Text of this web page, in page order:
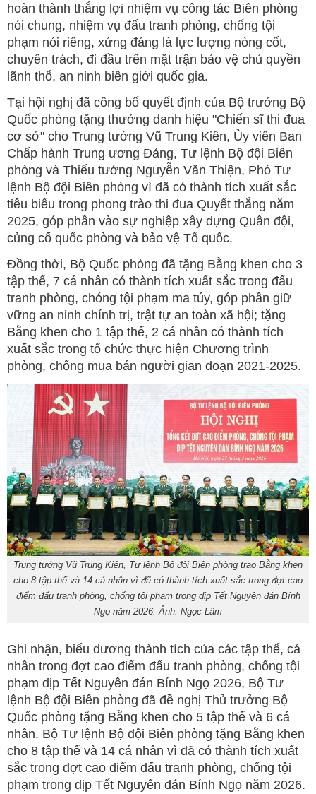
hoàn thành thắng lợi nhiệm vụ công tác Biên phòng
nói chung, nhiệm vụ đấu tranh phòng, chống tội
phạm nói riêng, xứng đáng là lực lượng nòng cốt,
chuyên trách, đi đầu trên mặt trận bảo vệ chủ quyền
lãnh thổ, an ninh biên giới quốc gia.
Tại hội nghị đã công bố quyết định của Bộ trưởng Bộ
Quốc phòng tặng thưởng danh hiệu "Chiến sĩ thi đua
cơ sở" cho Trung tướng Vũ Trung Kiên, Ủy viên Ban
Chấp hành Trung ương Đảng, Tư lệnh Bộ đội Biên
phòng và Thiếu tướng Nguyễn Văn Thiện, Phó Tư
lệnh Bộ đội Biên phòng vì đã có thành tích xuất sắc
tiêu biểu trong phong trào thi đua Quyết thắng năm
2025, góp phần vào sự nghiệp xây dựng Quân đội,
củng cố quốc phòng và bảo vệ Tổ quốc.
Đồng thời, Bộ Quốc phòng đã tặng Bằng khen cho 3
tập thể, 7 cá nhân có thành tích xuất sắc trong đấu
tranh phòng, chóng tội phạm ma túy, góp phần giữ
vững an ninh chính trị, trật tự an toàn xã hội; tặng
Bằng khen cho 1 tập thể, 2 cá nhân có thành tích
xuất sắc trong tổ chức thực hiện Chương trình
phòng, chống mua bán người gian đoạn 2021-2025.
Trung tướng Vũ Trung Kiên, Tư lệnh Bộ đội Biên phòng trao Bằng khen
cho 8 tập thể và 14 cá nhân vì đã có thành tích xuất sắc trong đợt cao
điểm đấu tranh phòng, chống tội phạm trong dịp Tết Nguyên đán Bính
Ngọ năm 2026. Ảnh: Ngọc Lâm
Ghi nhận, biểu dương thành tích của các tập thể, cá
nhân trong đợt cao điểm đấu tranh phòng, chống tội
phạm dịp Tết Nguyên đán Bính Ngọ 2026, Bộ Tư
lệnh Bộ đội Biên phòng đã đề nghị Thủ trưởng Bộ
Quốc phòng tặng Bằng khen cho 5 tập thể và 6 cá
nhân. Bộ Tư lệnh Bộ đội Biên phòng tặng Bằng khen
cho 8 tập thể và 14 cá nhân vì đã có thành tích xuất
sắc trong đợt cao điểm đấu tranh phòng, chống tội
phạm trong dịp Tết Nguyên đán Bính Ngọ năm 2026.